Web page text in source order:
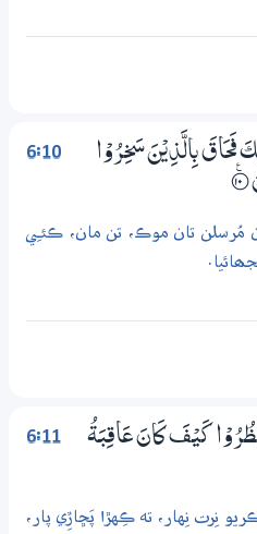
6:10
فَحَاقَ بِالَّذِيْنَ سَخِرُوْا
؀ۧ10
مُرسلن تان موڪ، تن مان، ڪئـِي
6:11
كَيْفَ كَانَ عَاقِبَةُ
نِرت نِهار، ته ڪِهڙا پَڇاڙِي پار،